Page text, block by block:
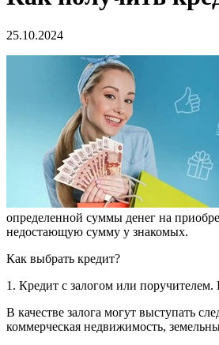
25.10.2024
определенной суммы денег на
недостающую сумму у знакомых.
Как выбрать кредит?
1. Кредит с залогом или
В качестве залога могут выступать
коммерческая недвижимость,